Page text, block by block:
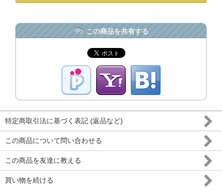
この商品を共有する
特定商取引法に基づく表記 (返品など)
この商品について問い合わせる
この商品を友達に教える
買い物を続ける